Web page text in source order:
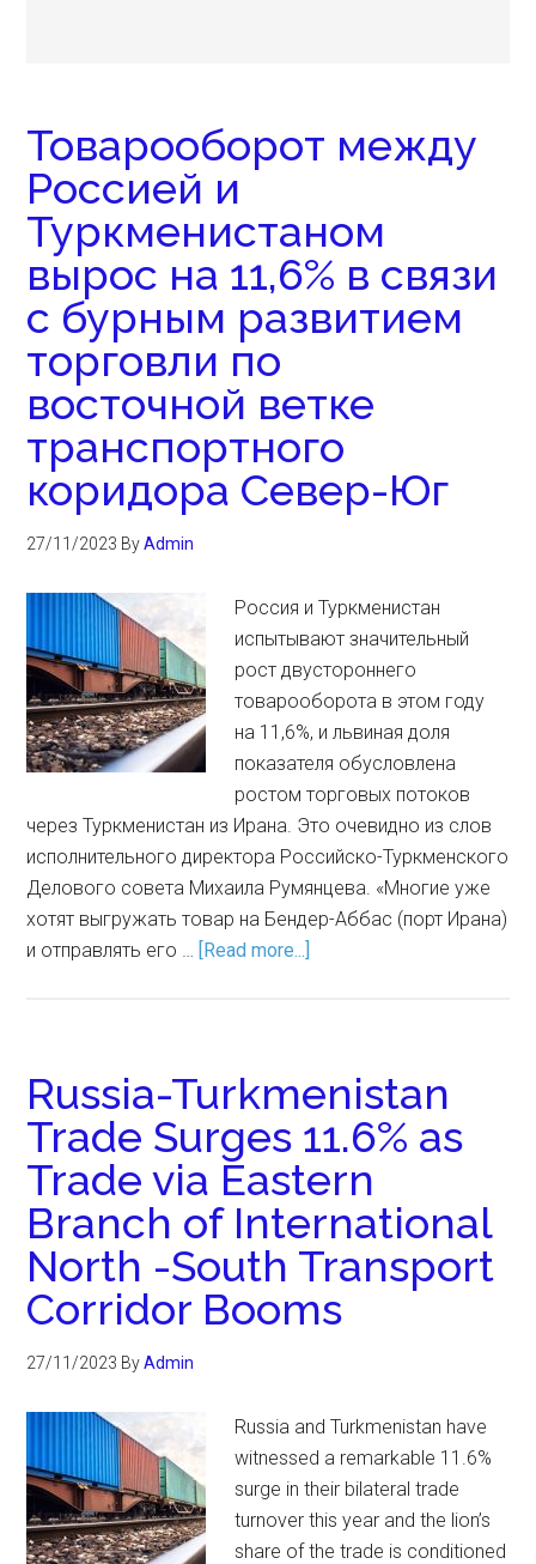
Товарооборот между
Россией и
Туркменистаном
вырос на 11,6% в связи
с бурным развитием
торговли по
восточной ветке
транспортного
коридора Север-Юг
27/11/2023 ByAdmin
Россия и Туркменистан
испытывают значительный
рост двустороннего
товарооборота в этом году
на 11,6%, и львиная доля
показателя обусловлена
ростом торговых потоков
через Туркменистан из Ирана. Это очевидно из слов
исполнительного директора Российско-Туркменского
Делового совета Михаила Румянцева. «Многие уже
хотят выгружать товар на Бендер-Аббас (порт Ирана)
и отправлять его … [Read more...]
Russia-Turkmenistan
Trade Surges 11.6% as
Trade via Eastern
Branch of International
North -South Transport
Corridor Booms
27/11/2023 ByAdmin
Russia and Turkmenistan have
witnessed a remarkable 11.6%
surge in their bilateral trade
turnover this year and the lion’s
share of the trade is conditioned